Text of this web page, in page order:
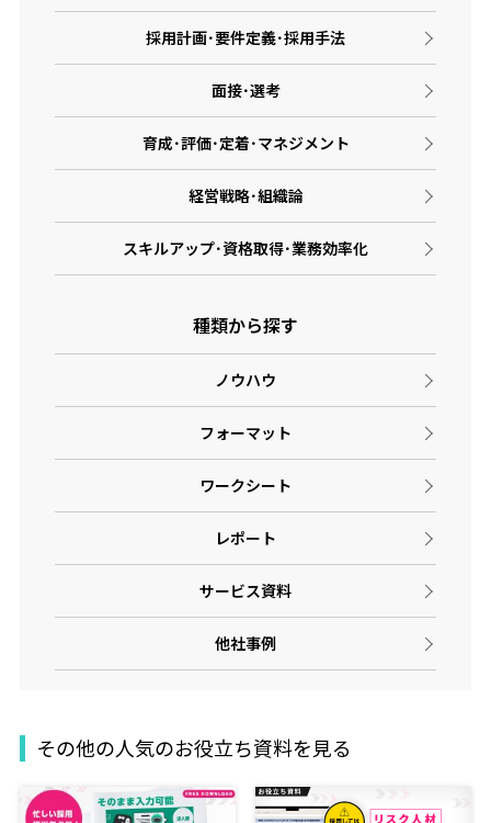
採用計画･要件定義･採用手法
面接･選考
育成･評価･定着･マネジメント
経営戦略･組織論
スキルアップ･資格取得･業務効率化
種類から探す
ノウハウ
フォーマット
ワークシート
レポート
サービス資料
他社事例
その他の人気のお役立ち資料を見る